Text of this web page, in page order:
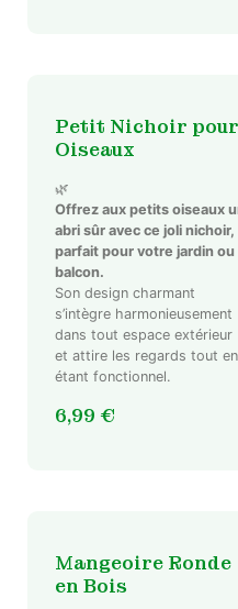
Petit Nichoir pour
Oiseaux
🌿
Offrez aux petits oiseaux
abri sûr avec ce joli nichoir,
parfait pour votre jardin ou
balcon.
Son design charmant
s’intègre harmonieusement
dans tout espace extérieur
et attire les regards tout en
étant fonctionnel.
6,99 €
Mangeoire Ronde
en Bois